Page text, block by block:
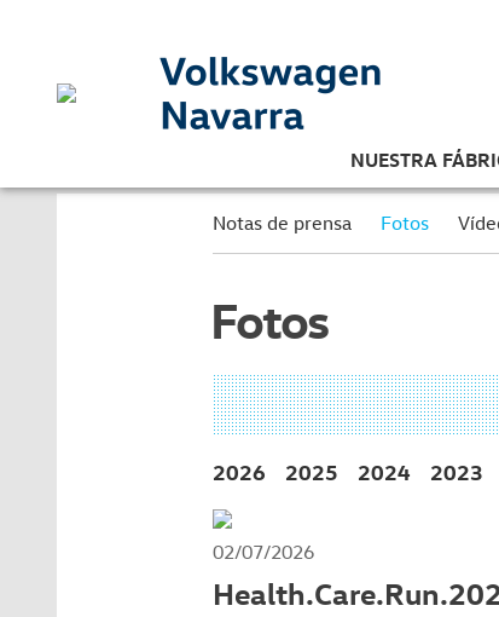
NUESTRA
Notas de prensa Fotos
Fotos
2026 2025 2024 2023
02/07/2026